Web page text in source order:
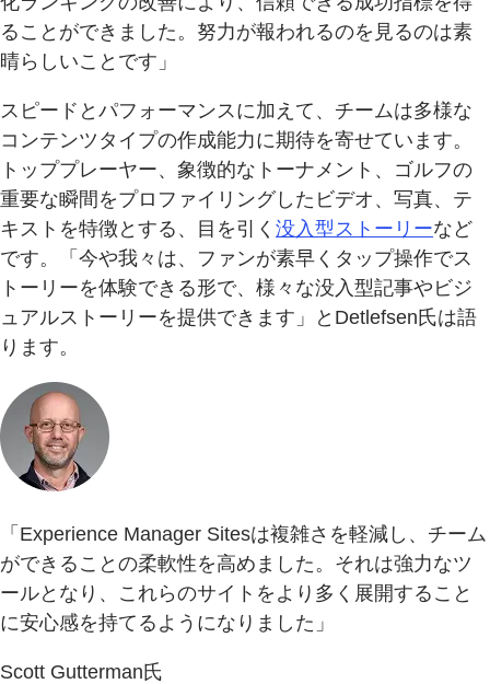
ることができました。努力が報われるのを見るのは素
晴らしいことです」
スピードとパフォーマンスに加えて、チームは多様な
コンテンツタイプの作成能力に期待を寄せています。
トッププレーヤー、象徴的なトーナメント、ゴルフの
重要な瞬間をプロファイリングしたビデオ、写真、テ
キストを特徴とする、目を引く 没入型ストーリーなど
です。「今や我々は、ファンが素早くタップ操作でス
トーリーを体験できる形で、様々な没入型記事やビジ
ュアルストーリーを提供できます」とDetlefsen氏は語
ります。
「Experience Manager Sitesは複雑さを軽減し、チーム
ができることの柔軟性を高めました。それは強力なツ
ールとなり、これらのサイトをより多く展開すること
に安心感を持てるようになりました」
Scott Gutterman氏